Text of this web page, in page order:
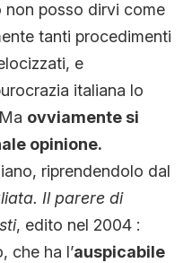
non posso dirvi come
tanti procedimenti
e
italiana lo
ovviamente si
opinione.
riprendendolo dal
Il parere di
, edito nel 2004 :
che ha l’auspicabile